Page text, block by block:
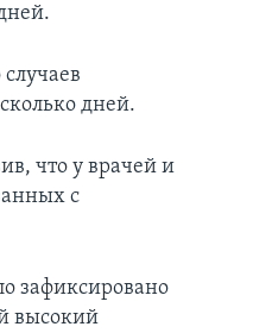
дней.
что у врачей и
с
зафиксировано
высокий